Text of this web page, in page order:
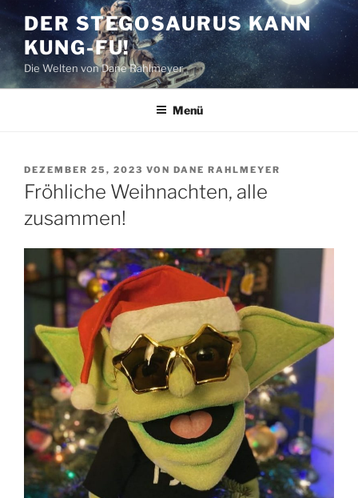
Zum
Inhalt
springen
DER STEGOSAURUS KANN
KUNG-FU!
Die Welten von Dane Rahlmeyer
Menü
VERÖFFENTLICHT
AM
DEZEMBER 25, 2023 VON DANE RAHLMEYER
Fröhliche Weihnachten, alle
zusammen!